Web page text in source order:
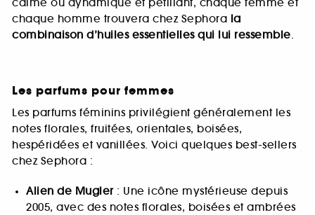
calme ou dynamique et pétillant, chaque femme et
chaque homme trouvera chez Sephora la
combinaison d’huiles essentielles qui lui ressemble.
Les parfums pour femmes
Les parfums féminins privilégient généralement les
notes florales, fruitées, orientales, boisées,
hespéridées et vanillées. Voici quelques best-sellers
chez Sephora :
Alien de Mugler: Une icône mystérieuse depuis
2005, avec des notes florales, boisées et ambrées